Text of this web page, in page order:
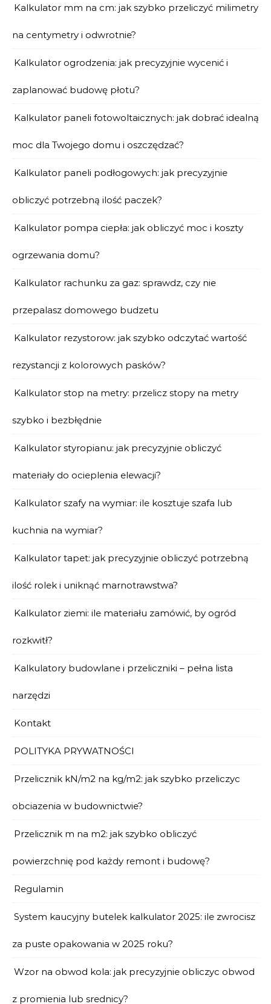
Kalkulator mm na cm: jak szybko przeliczyć milimetry
na centymetry i odwrotnie?
Kalkulator ogrodzenia: jak precyzyjnie wycenić i
zaplanować budowę płotu?
Kalkulator paneli fotowoltaicznych: jak dobrać idealną
moc dla Twojego domu i oszczędzać?
Kalkulator paneli podłogowych: jak precyzyjnie
obliczyć potrzebną ilość paczek?
Kalkulator pompa ciepła: jak obliczyć moc i koszty
ogrzewania domu?
Kalkulator rachunku za gaz: sprawdz, czy nie
przepalasz domowego budzetu
Kalkulator rezystorow: jak szybko odczytać wartość
rezystancji z kolorowych pasków?
Kalkulator stop na metry: przelicz stopy na metry
szybko i bezbłędnie
Kalkulator styropianu: jak precyzyjnie obliczyć
materiały do ocieplenia elewacji?
Kalkulator szafy na wymiar: ile kosztuje szafa lub
kuchnia na wymiar?
Kalkulator tapet: jak precyzyjnie obliczyć potrzebną
ilość rolek i uniknąć marnotrawstwa?
Kalkulator ziemi: ile materiału zamówić, by ogród
rozkwitł?
Kalkulatory budowlane i przeliczniki – pełna lista
narzędzi
Kontakt
POLITYKA PRYWATNOŚCI
Przelicznik kN/m2 na kg/m2: jak szybko przeliczyc
obciazenia w budownictwie?
Przelicznik m na m2: jak szybko obliczyć
powierzchnię pod każdy remont i budowę?
Regulamin
System kaucyjny butelek kalkulator 2025: ile zwrocisz
za puste opakowania w 2025 roku?
Wzor na obwod kola: jak precyzyjnie obliczyc obwod
z promienia lub srednicy?